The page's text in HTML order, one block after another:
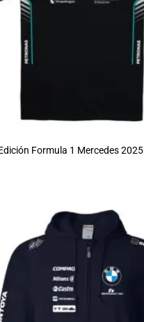
Formula 1 Mercedes 2025